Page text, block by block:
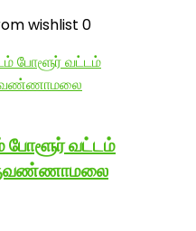
wishlist 0
வட்டம்